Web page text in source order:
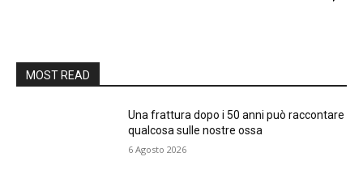
MOST READ
Una frattura dopo i 50 anni può raccontare
qualcosa sulle nostre ossa
6 Agosto 2026